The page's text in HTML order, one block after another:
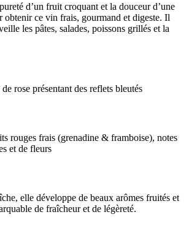
d’un fruit croquant et la douceur d’une
obtenir ce vin frais, gourmand et digeste. Il
les pâtes, salades, poissons grillés et la
rose présentant des reflets bleutés
rouges frais (grenadine & framboise), notes
et de fleurs
elle développe de beaux arômes fruités et
de fraîcheur et de légèreté.